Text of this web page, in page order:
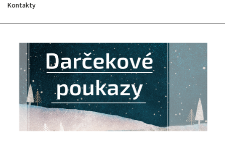
Kontakty